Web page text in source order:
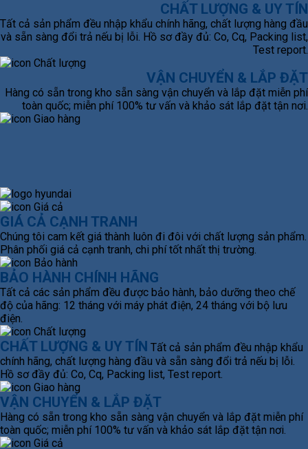
CHẤT LƯỢNG & UY TÍN
Tất cả sản phẩm đều nhập khẩu chính hãng, chất lượng hàng đầu
và sẵn sàng đổi trả nếu bị lỗi. Hồ sơ đầy đủ: Co, Cq, Packing list,
Test report.
VẬN CHUYỂN & LẮP ĐẶT
Hàng có sẵn trong kho sẵn sàng vận chuyển và lắp đặt miễn phí
toàn quốc; miễn phí 100% tư vấn và khảo sát lắp đặt tận nơi.
GIÁ CẢ CẠNH TRANH
Chúng tôi cam kết giá thành luôn đi đôi với chất lượng sản phẩm.
Phân phối giá cả cạnh tranh, chi phí tốt nhất thị trường.
BẢO HÀNH CHÍNH HÃNG
Tất cả các sản phẩm đều được bảo hành, bảo dưỡng theo chế
độ của hãng: 12 tháng với máy phát điện, 24 tháng với bộ lưu
điện.
CHẤT LƯỢNG & UY TÍN Tất cả sản phẩm đều nhập khẩu
chính hãng, chất lượng hàng đầu và sẵn sàng đổi trả nếu bị lỗi.
Hồ sơ đầy đủ: Co, Cq, Packing list, Test report.
VẬN CHUYỂN & LẮP ĐẶT
Hàng có sẵn trong kho sẵn sàng vận chuyển và lắp đặt miễn phí
toàn quốc; miễn phí 100% tư vấn và khảo sát lắp đặt tận nơi.